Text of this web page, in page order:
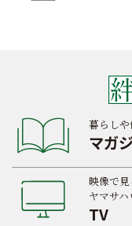
暮らし
マガ
映像で見
ヤマサ
TV